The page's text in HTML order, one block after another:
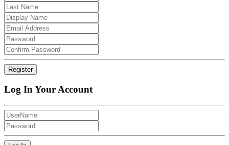
Log In Your Account